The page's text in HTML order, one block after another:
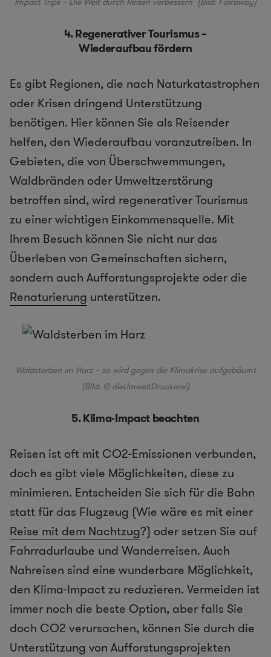
4. Regenerativer Tourismus –
Wiederaufbau fördern
Es gibt Regionen, die nach Naturkatastrophen
oder Krisen dringend Unterstützung
benötigen. Hier können Sie als Reisender
helfen, den Wiederaufbau voranzutreiben. In
Gebieten, die von Überschwemmungen,
Waldbränden oder Umweltzerstörung
betroffen sind, wird regenerativer Tourismus
zu einer wichtigen Einkommensquelle. Mit
Ihrem Besuch können Sie nicht nur das
Überleben von Gemeinschaften sichern,
sondern auch Aufforstungsprojekte oder die
Renaturierung unterstützen.
Waldsterben im Harz – so wird gegen die Klimakrise aufgebäumt
(Bild: © dieUmweltDruckerei)
5. Klima-Impact beachten
Reisen ist oft mit CO2-Emissionen verbunden,
doch es gibt viele Möglichkeiten, diese zu
minimieren. Entscheiden Sie sich für die Bahn
statt für das Flugzeug (Wie wäre es mit einer
Reise mit dem Nachtzug?) oder setzen Sie auf
Fahrradurlaube und Wanderreisen. Auch
Nahreisen sind eine wunderbare Möglichkeit,
den Klima-Impact zu reduzieren. Vermeiden ist
immer noch die beste Option, aber falls Sie
doch CO2 verursachen, können Sie durch die
Unterstützung von Aufforstungsprojekten